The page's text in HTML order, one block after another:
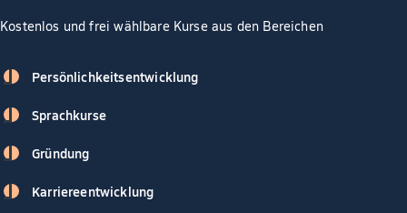
Kostenlos und frei wählbare Kurse aus den Bereichen
Persönlichkeitsentwicklung
Sprachkurse
Gründung
Karriereentwicklung